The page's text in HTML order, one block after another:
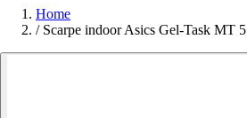
Home
/ Scarpe indoor Asics Gel-Task MT 5